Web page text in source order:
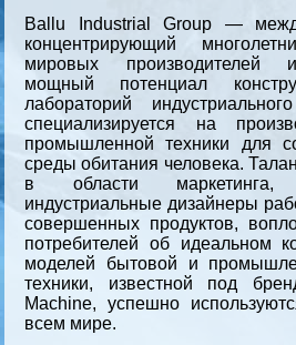
Ballu Industrial Group —
концентрирующий
мировых производителей
мощный потенциал
лабораторий
специализируется на
промышленной техники для
среды обитания человека.
в области маркетинга,
индустриальные дизайнеры
совершенных продуктов,
потребителей об идеальном
моделей бытовой и
техники, известной под
Machine, успешно
всем мире.